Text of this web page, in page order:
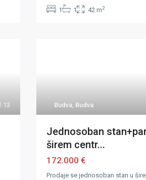
1 1 42 m2
13 Budva, Budva
Jednosoban
širem centr...
172.000 €
Prodaje se jednosoban stan u